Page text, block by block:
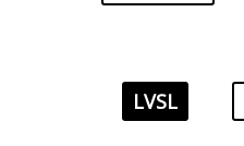
LVSL